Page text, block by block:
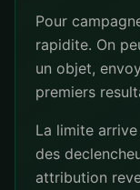
Pour
rapidite. On
un objet,
premiers
La limite
des
attribution